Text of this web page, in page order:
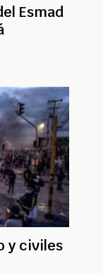
Esmad
y civiles